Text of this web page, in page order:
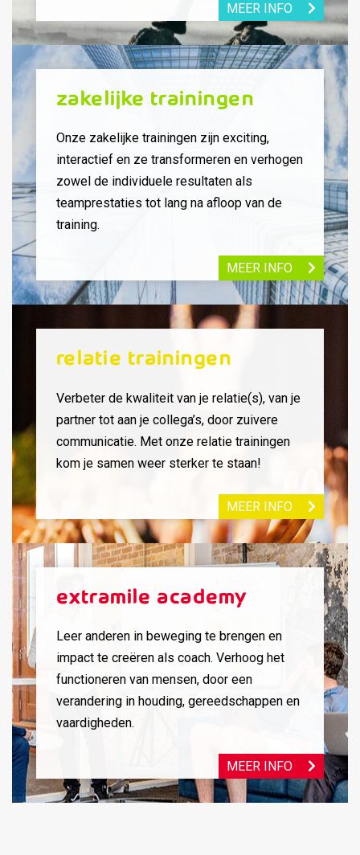
MEER INFO
Zakelijke trainingen
Onze zakelijke trainingen zijn exciting,
interactief en ze transformeren en verhogen
zowel de individuele resultaten als
teamprestaties tot lang na afloop van de
training.
MEER INFO
Relatie trainingen
Verbeter de kwaliteit van je relatie(s), van je
partner tot aan je collega’s, door zuivere
communicatie. Met onze relatie trainingen
kom je samen weer sterker te staan!
MEER INFO
Extramile Academy
Leer anderen in beweging te brengen en
impact te creëren als coach. Verhoog het
functioneren van mensen, door een
verandering in houding, gereedschappen en
vaardigheden.
MEER INFO